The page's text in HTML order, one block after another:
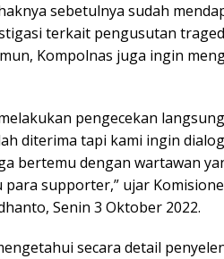
sebetulnya sudah
terkait pengusutan
Kompolnas juga ingin
pengecekan
diterima tapi kami ingin
bertemu dengan wartawan
para supporter,” ujar
Senin 3 Oktober 2022.
secara detail